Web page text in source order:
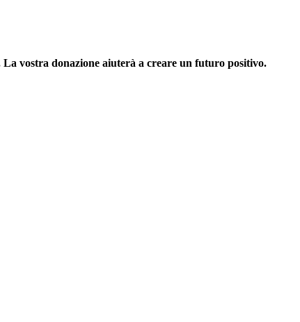
vostra donazione aiuterà a creare un futuro positivo.